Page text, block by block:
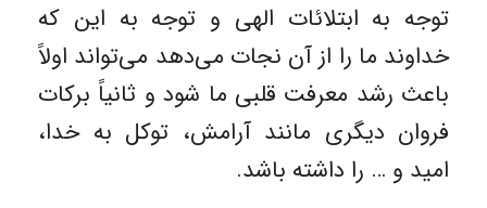
توجه به ابتلائات الهی و توجه به این که
خداوند ما را از آن نجات می‌دهد می‌تواند اولاً
باعث رشد معرفت قلبی ما شود و ثانیاً‌ برکات
فروان دیگری مانند آرامش، توکل به خدا،
امید و … را داشته باشد.